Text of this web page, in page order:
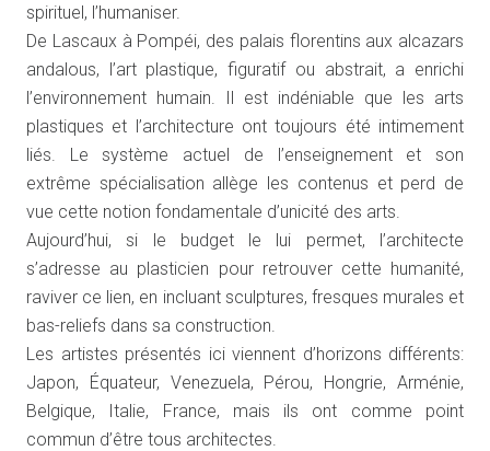
spirituel, l’humaniser.
De Lascaux à Pompéi, des palais florentins aux alcazars
andalous, l’art plastique, figuratif ou abstrait, a enrichi
l’environnement humain. Il est indéniable que les arts
plastiques et l’architecture ont toujours été intimement
liés. Le système actuel de l’enseignement et son
extrême spécialisation allège les contenus et perd de
vue cette notion fondamentale d’unicité des arts.
Aujourd’hui, si le budget le lui permet, l’architecte
s’adresse au plasticien pour retrouver cette humanité,
raviver ce lien, en incluant sculptures, fresques murales et
bas-reliefs dans sa construction.
Les artistes présentés ici viennent d’horizons différents:
Japon, Équateur, Venezuela, Pérou, Hongrie, Arménie,
Belgique, Italie, France, mais ils ont comme point
commun d’être tous architectes.